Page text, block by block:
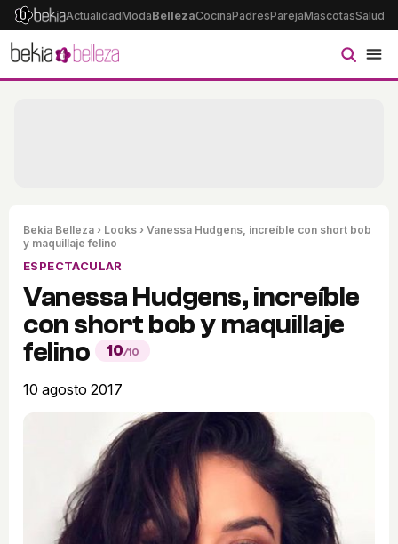
ActualidadModaBellezaCocinaPadresParejaMascotasSalud
Bekia Belleza › Looks › Vanessa Hudgens, increíble con short bob
y maquillaje felino
ESPECTACULAR
Vanessa Hudgens, increíble
con short bob y maquillaje
felino
10/10
10 agosto 2017